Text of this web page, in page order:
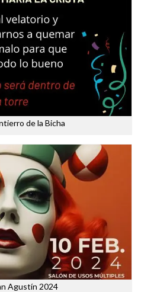
de la Bicha
Agustín 2024